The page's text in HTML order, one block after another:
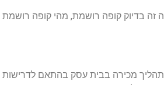
בדיוק קופה רושמת, מהי קופה
מכירה בבית עסק בהתאם